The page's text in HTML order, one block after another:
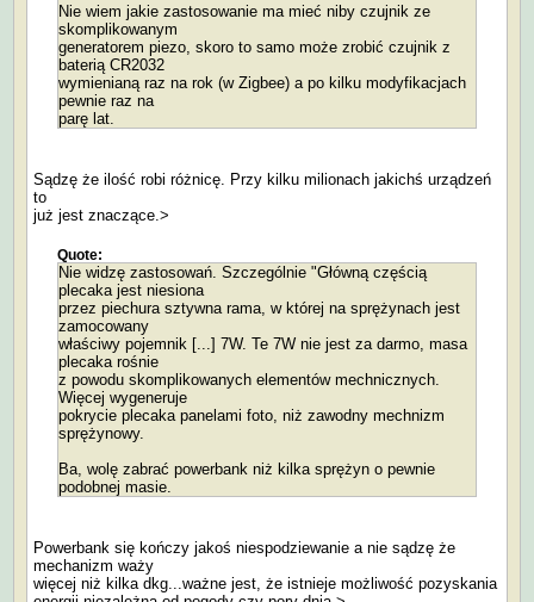
Nie wiem jakie zastosowanie ma mieć niby czujnik ze
skomplikowanym
generatorem piezo, skoro to samo może zrobić czujnik z
baterią CR2032
wymienianą raz na rok (w Zigbee) a po kilku modyfikacjach
pewnie raz na
parę lat.
Sądzę że ilość robi różnicę. Przy kilku milionach jakichś urządzeń
to
już jest znaczące.>
Quote:
Nie widzę zastosowań. Szczególnie "Główną częścią
plecaka jest niesiona
przez piechura sztywna rama, w której na sprężynach jest
zamocowany
właściwy pojemnik [...] 7W. Te 7W nie jest za darmo, masa
plecaka rośnie
z powodu skomplikowanych elementów mechnicznych.
Więcej wygeneruje
pokrycie plecaka panelami foto, niż zawodny mechnizm
sprężynowy.
Ba, wolę zabrać powerbank niż kilka sprężyn o pewnie
podobnej masie.
Powerbank się kończy jakoś niespodziewanie a nie sądzę że
mechanizm waży
więcej niż kilka dkg...ważne jest, że istnieje możliwość pozyskania